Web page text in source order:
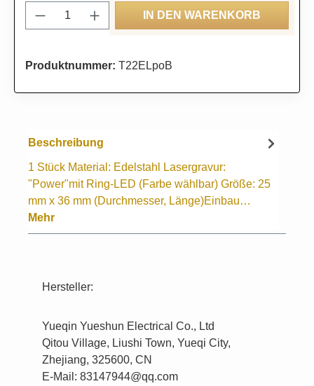
Produkt Anzahl: Gib den gewünschten
IN DEN WARENKORB
Produktnummer: T22ELpoB
Beschreibung
1 Stück Material: Edelstahl Lasergravur:
"Power"mit Ring-LED (Farbe wählbar) Größe: 25
mm x 36 mm (Durchmesser, Länge)Einbau…
Mehr
Hersteller:
Yueqin Yueshun Electrical Co., Ltd
Qitou Village, Liushi Town, Yueqi City,
Zhejiang, 325600, CN
E-Mail: 83147944@qq.com